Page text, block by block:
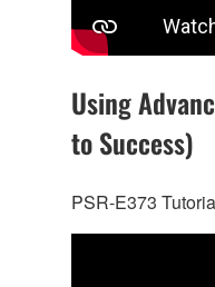
Using
to Success)
PSR-E373